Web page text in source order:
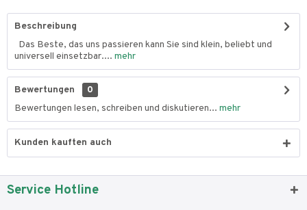
Beschreibung
Das Beste, das uns passieren kann Sie sind klein, beliebt und
universell einsetzbar.... mehr
Bewertungen
0
Bewertungen lesen, schreiben und diskutieren... mehr
Kunden kauften auch
Service Hotline